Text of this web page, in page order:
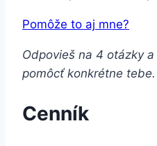
Pomôže to aj mne?
Odpovieš na 4 otázky
pomôcť konkrétne tebe.
Cenník